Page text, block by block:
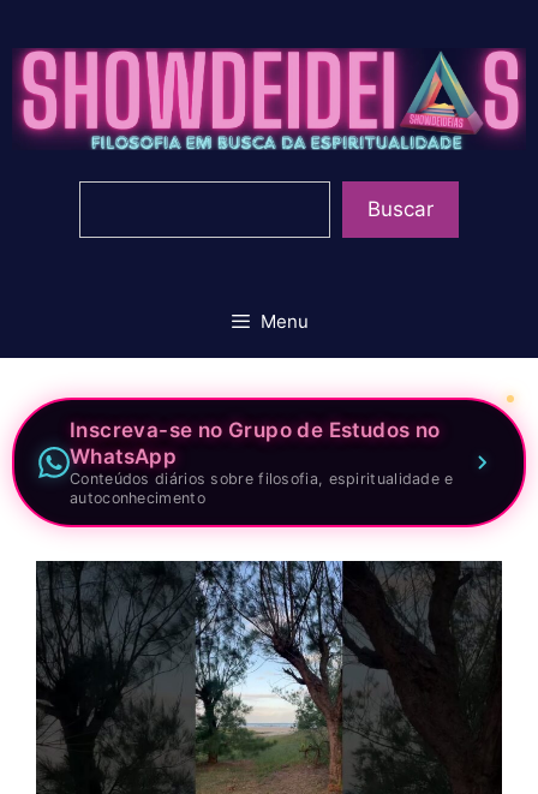
para
conteúdo
Buscar
Menu
Inscreva-se no Grupo de Estudos no
WhatsApp
Conteúdos diários sobre filosofia, espiritualidade e
autoconhecimento